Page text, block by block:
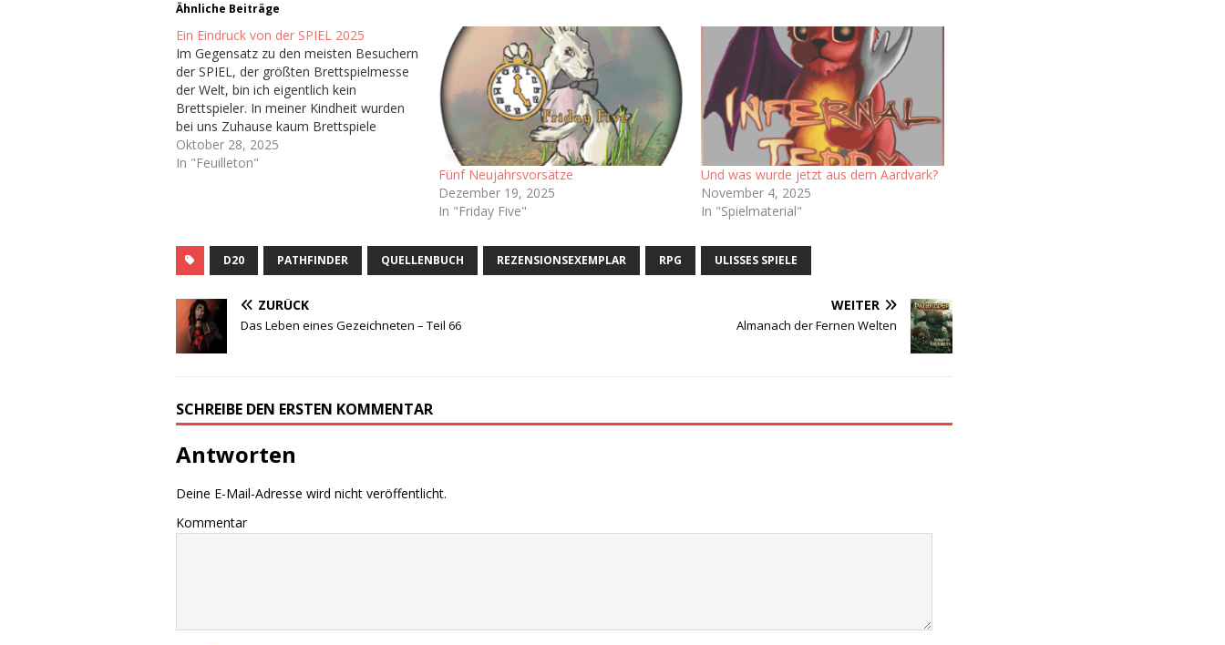
Ähnliche Beiträge
Ein Eindruck von der SPIEL 2025
Im Gegensatz zu den meisten Besuchern
der SPIEL, der größten Brettspielmesse
der Welt, bin ich eigentlich kein
Brettspieler. In meiner Kindheit wurden
bei uns Zuhause kaum Brettspiele
gespielt abseits von ab und an Risiko
oder Monopoly, dementsprechend habe
Oktober 28, 2025
In "Feuilleton"
Fünf Neujahrsvorsätze
Dezember 19, 2025
In "Friday Five"
Und was wurde jetzt aus dem Aardvark?
November 4, 2025
In "Spielmaterial"
D20 PATHFINDER QUELLENBUCH REZENSIONSEXEMPLAR RPG ULISSES SPIELE
ZURÜCK
Das Leben eines Gezeichneten – Teil 66
WEITER
Almanach der Fernen Welten
SCHREIBE DEN ERSTEN KOMMENTAR
Antworten
Deine E-Mail-Adresse wird nicht veröffentlicht.
Kommentar